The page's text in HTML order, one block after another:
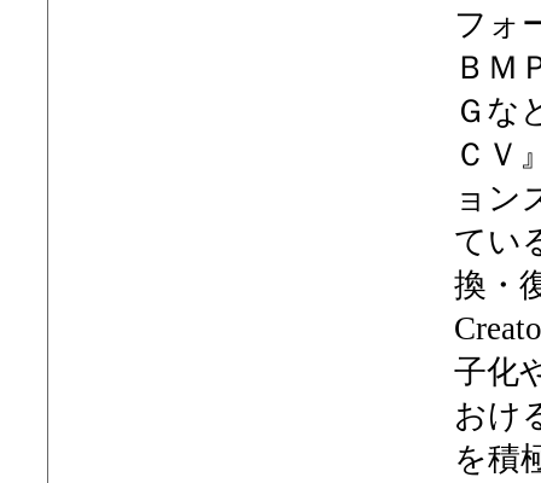
フォ
ＢＭ
Ｇな
ＣＶ
ョン
てい
換・
子化
おけ
を積